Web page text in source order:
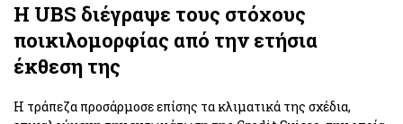
Η UBS διέγραψε τους στόχους
ποικιλομορφίας από την ετήσια
έκθεση της
Η τράπεζα προσάρμοσε επίσης τα κλιματικά της σχέδια,